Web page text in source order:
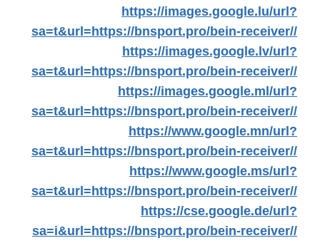
https://images.google.lu/url?
sa=t&url=https://bnsport.pro/bein-receiver//
https://images.google.lv/url?
sa=t&url=https://bnsport.pro/bein-receiver//
https://images.google.ml/url?
sa=t&url=https://bnsport.pro/bein-receiver//
https://www.google.mn/url?
sa=t&url=https://bnsport.pro/bein-receiver//
https://www.google.ms/url?
sa=t&url=https://bnsport.pro/bein-receiver//
https://cse.google.de/url?
sa=i&url=https://bnsport.pro/bein-receiver//